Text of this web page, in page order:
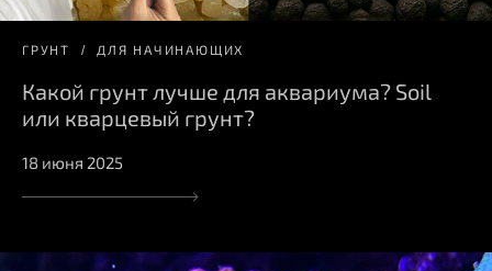
ГРУНТ ДЛЯ НАЧИНАЮЩИХ
Какой грунт лучше для аквариума? Soil
или кварцевый грунт?
18 июня 2025